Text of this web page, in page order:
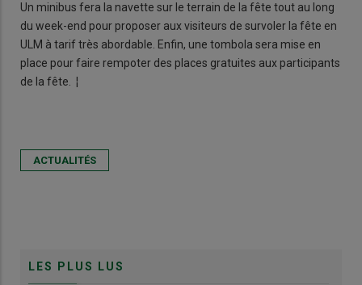
Un minibus fera la navette sur le terrain de la fête tout au long
du week-end pour proposer aux visiteurs de survoler la fête en
ULM à tarif très abordable. Enfin, une tombola sera mise en
place pour faire rempoter des places gratuites aux participants
de la fête. ¦
ACTUALITÉS
LES PLUS LUS